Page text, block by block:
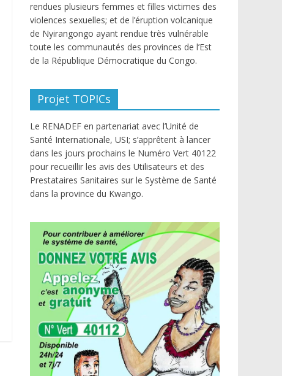
rendues plusieurs femmes et filles victimes des
violences sexuelles; et de l’éruption volcanique
de Nyirangongo ayant rendue très vulnérable
toute les communautés des provinces de l’Est
de la République Démocratique du Congo.
Projet TOPICs
Le RENADEF en partenariat avec l’Unité de
Santé Internationale, USI; s’apprêtent à lancer
dans les jours prochains le Numéro Vert 40122
pour recueillir les avis des Utilisateurs et des
Prestataires Sanitaires sur le Système de Santé
dans la province du Kwango.